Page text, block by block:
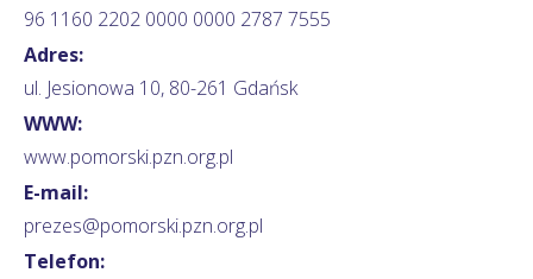
96 1160 2202 0000 0000 2787 7555
Adres:
ul. Jesionowa 10, 80-261 Gdańsk
WWW:
www.pomorski.pzn.org.pl
E-mail:
prezes@pomorski.pzn.org.pl
Telefon: